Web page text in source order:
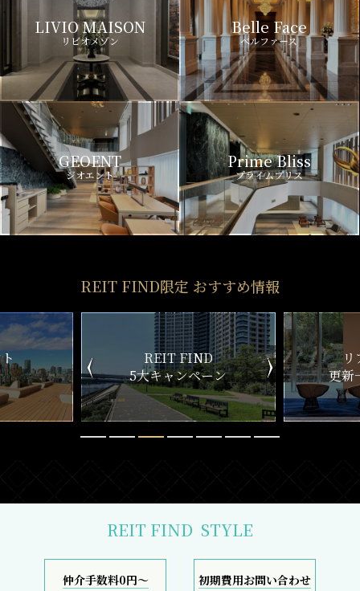
LIVIO MAISON
リビオメゾン
Belle Face
ベルファース
GEOENT
ジオエント
Prime Bliss
プライムブリス
REIT FIND限定 おすすめ情報
ン
リアルタイム
更新一覧チェック
新
REIT FIND STYLE
仲介手数料0円～ 初期費用お問い合わせ